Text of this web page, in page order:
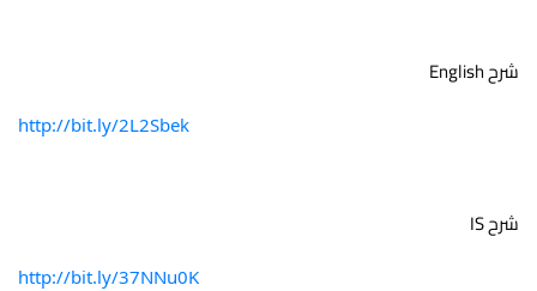
شرح English
http://bit.ly/2L2Sbek
شرح IS
http://bit.ly/37NNu0K